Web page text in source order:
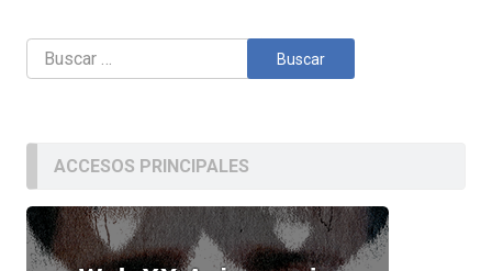
Buscar:
ACCESOS PRINCIPALES